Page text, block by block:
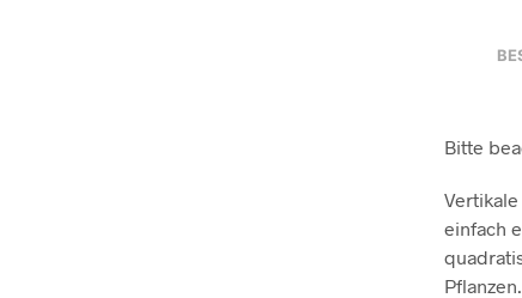
Bitte
einfach